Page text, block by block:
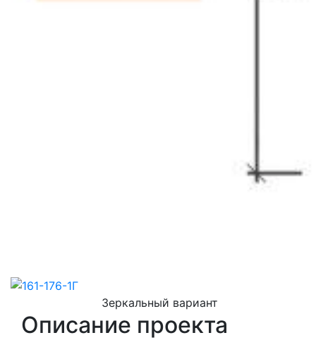
Зеркальный вариант
Описание проекта